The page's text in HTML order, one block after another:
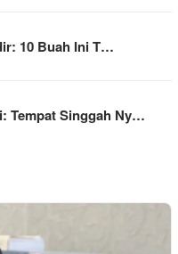
10 Buah Ini T…
Tempat Singgah Ny…